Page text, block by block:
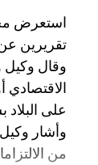
استعرض
تقريرين عن
وقال وكيل
على البلاد
وأشار وكيل
من